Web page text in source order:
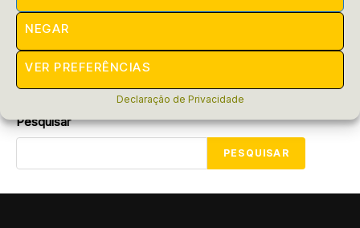
NEGAR
VER PREFERÊNCIAS
Declaração de Privacidade
Descubra as melhores frases para chamar clientes para
comprar e aumente suas vendas! Surpreenda e atraia com
as palavras certas. Não perca essa...
Pesquisar
PESQUISAR